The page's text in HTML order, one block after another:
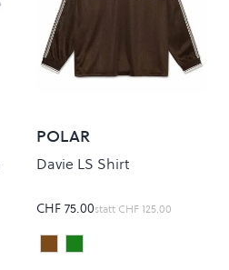
POLAR
Davie LS Shirt
CHF 75.00statt CHF 125.00
Colour
CHOCOLATE/IVORY
PERIDOT/DARK BLUE